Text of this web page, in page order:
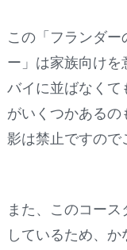
この「フランダ
ー」は家族向け
バイに並ばなくて
がいくつかある
影は禁止ですので
また、このコー
しているため、